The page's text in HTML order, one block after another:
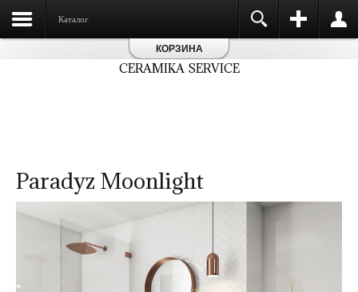
Каталог
КОРЗИНА
CERAMIKA SERVICE
Paradyz Moonlight